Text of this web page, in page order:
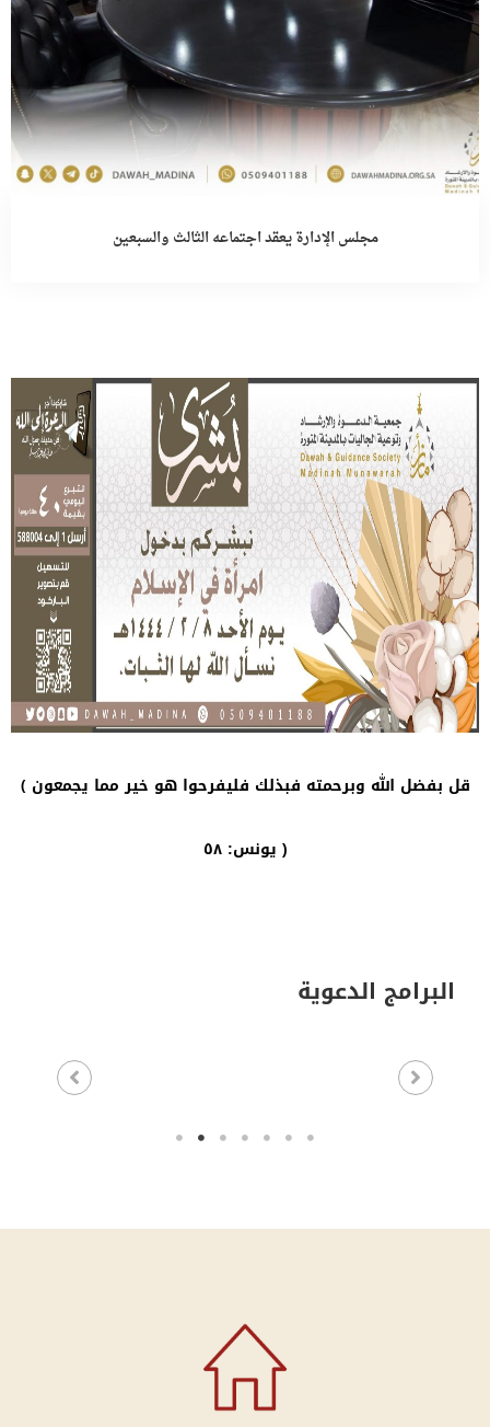
مجلس الإدارة يعقد اجتماعه الثالث والسبعين
قل بفضل الله وبرحمته فبذلك فليفرحوا هو خير مما يجمعون ﴾
يونس: ٥٨ )
البرامج الدعوية